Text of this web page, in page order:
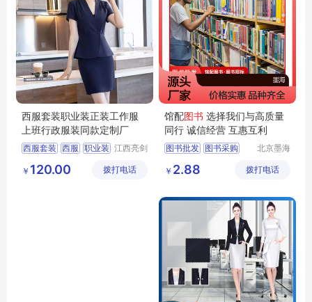
西服套装职业装正装工作服
上班行政服装同款定制厂
西服套装 西服 职业装 江西亮剑
公司
￥ 120.00 拨打电话
馆配图书 选择我们与高质量
同行 诚信经营 互惠互利
图书批发 图书采购
图书价格
北京墨海
有限公司
￥ 2.88 拨打电话